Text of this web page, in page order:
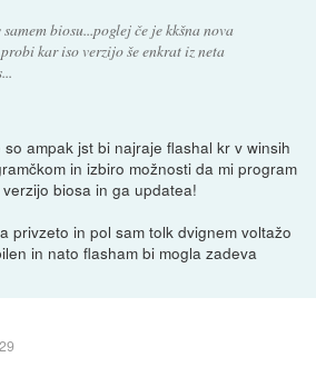
biosu...poglej če je kkšna nova
kar iso verzijo še enkrat iz neta
ampak jst bi najraje flashal kr v winsih
in izbiro možnosti da mi program
biosa in ga updatea!
privzeto in pol sam tolk dvignem voltažo
in nato flasham bi mogla zadeva